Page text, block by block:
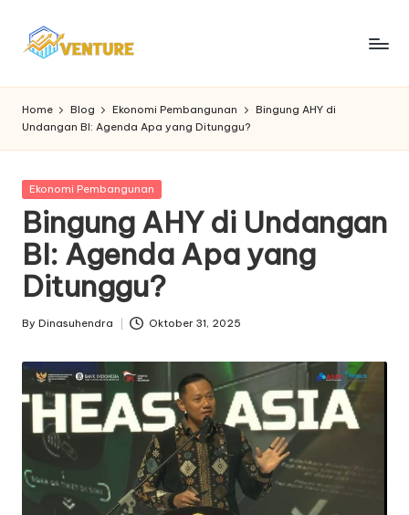
I
n
n
o
v
e
n
t
u
r
e
Berita
Home Blog Ekonomi Pembangunan
Bingung AHY di
Undangan BI: Agenda Apa yang Ditunggu?
Posted
Ekonomi Pembangunan
Bingung AHY di Undangan
BI: Agenda Apa yang
Ditunggu?
Posted
By Dinasuhendra Oktober 31, 2025